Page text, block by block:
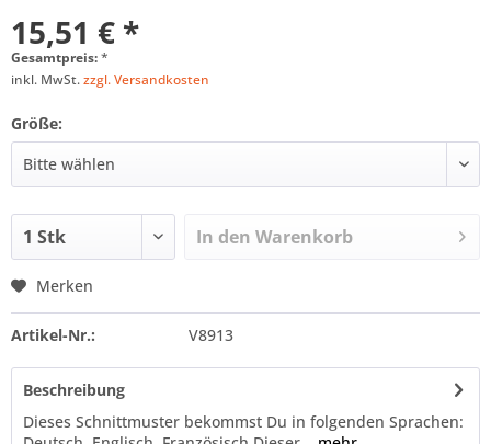
15,51 € *
Gesamtpreis:*
inkl. MwSt.zzgl. Versandkosten
Größe:
In den Warenkorb
Merken
Artikel-Nr.: V8913
Beschreibung
Dieses Schnittmuster bekommst Du in folgenden Sprachen: